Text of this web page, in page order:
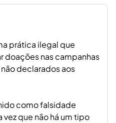
prática ilegal que
doações nas campanhas
declarados aos
como falsidade
que não há um tipo